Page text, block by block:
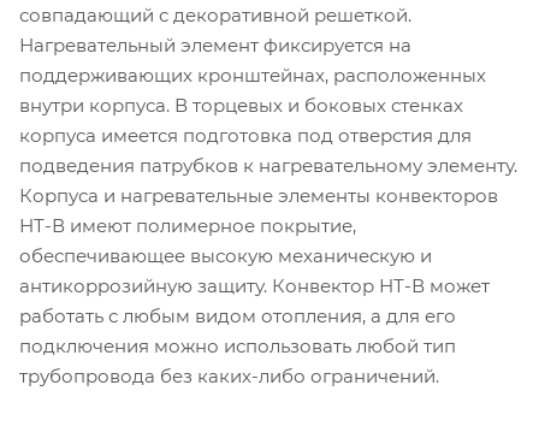
совпадающий с декоративной решеткой.
Нагревательный элемент фиксируется на
поддерживающих кронштейнах, расположенных
внутри корпуса. В торцевых и боковых стенках
корпуса имеется подготовка под отверстия для
подведения патрубков к нагревательному элементу.
Корпуса и нагревательные элементы конвекторов
НТ-В имеют полимерное покрытие,
обеспечивающее высокую механическую и
антикоррозийную защиту. Конвектор НТ-В может
работать с любым видом отопления, а для его
подключения можно использовать любой тип
трубопровода без каких-либо ограничений.